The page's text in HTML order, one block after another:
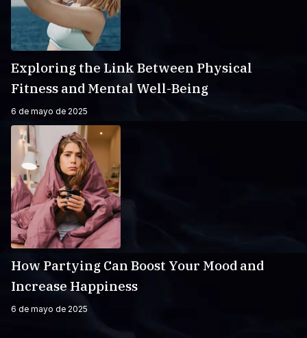
Exploring the Link Between Physical
Fitness and Mental Well-Being
6 de mayo de 2025
How Partying Can Boost Your Mood and
Increase Happiness
6 de mayo de 2025